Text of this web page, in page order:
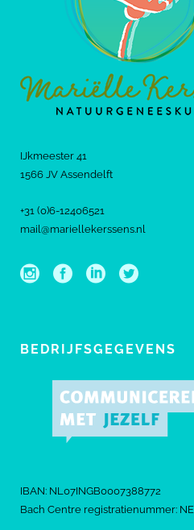
IJkmeester 41
1566 JV Assendelft
+31 (0)6-12406521
mail@mariellekerssens.nl
BEDRIJFSGEGEVENS
IBAN: NL07INGB0007388772
Bach Centre registratienummer: